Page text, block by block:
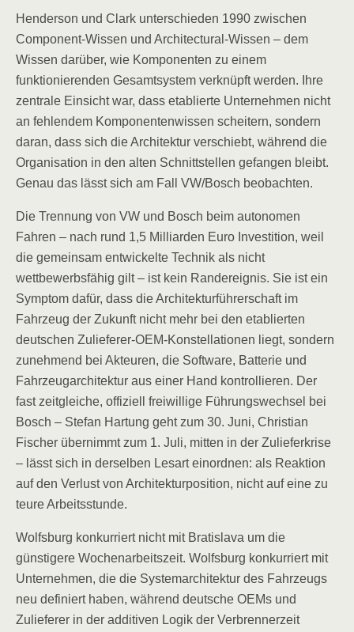
Henderson und Clark unterschieden 1990 zwischen
Component-Wissen und Architectural-Wissen – dem
Wissen darüber, wie Komponenten zu einem
funktionierenden Gesamtsystem verknüpft werden. Ihre
zentrale Einsicht war, dass etablierte Unternehmen nicht
an fehlendem Komponentenwissen scheitern, sondern
daran, dass sich die Architektur verschiebt, während die
Organisation in den alten Schnittstellen gefangen bleibt.
Genau das lässt sich am Fall VW/Bosch beobachten.
Die Trennung von VW und Bosch beim autonomen
Fahren – nach rund 1,5 Milliarden Euro Investition, weil
die gemeinsam entwickelte Technik als nicht
wettbewerbsfähig gilt – ist kein Randereignis. Sie ist ein
Symptom dafür, dass die Architekturführerschaft im
Fahrzeug der Zukunft nicht mehr bei den etablierten
deutschen Zulieferer-OEM-Konstellationen liegt, sondern
zunehmend bei Akteuren, die Software, Batterie und
Fahrzeugarchitektur aus einer Hand kontrollieren. Der
fast zeitgleiche, offiziell freiwillige Führungswechsel bei
Bosch – Stefan Hartung geht zum 30. Juni, Christian
Fischer übernimmt zum 1. Juli, mitten in der Zulieferkrise
– lässt sich in derselben Lesart einordnen: als Reaktion
auf den Verlust von Architekturposition, nicht auf eine zu
teure Arbeitsstunde.
Wolfsburg konkurriert nicht mit Bratislava um die
günstigere Wochenarbeitszeit. Wolfsburg konkurriert mit
Unternehmen, die die Systemarchitektur des Fahrzeugs
neu definiert haben, während deutsche OEMs und
Zulieferer in der additiven Logik der Verbrennerzeit